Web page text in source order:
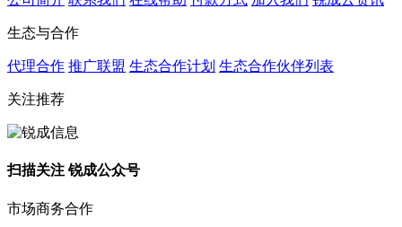
生态与合作
代理合作 推广联盟 生态合作计划 生态合作伙伴列表
关注推荐
扫描关注 锐成公众号
市场商务合作